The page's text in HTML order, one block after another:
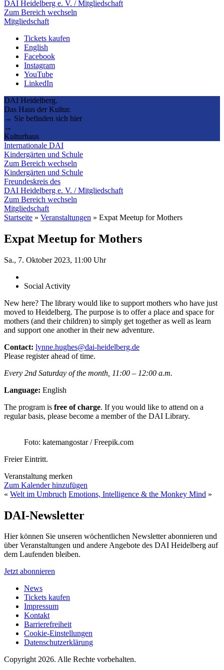
DAI Heidelberg e. V. / Mitgliedschaft
Zum Bereich wechseln
Mitgliedschaft
Tickets kaufen
English
Facebook
Instagram
YouTube
LinkedIn
DAI Heidelberg.
Das Haus der Kultur.
→ Sie befinden sich hier
→
Kulturhaus
Internationale DAI
Kindergärten und Schule
Zum Bereich wechseln
Kindergärten und Schule
Freundeskreis des
DAI Heidelberg e. V. / Mitgliedschaft
Zum Bereich wechseln
Mitgliedschaft
Startseite » Veranstaltungen » Expat Meetup for Mothers
Expat Meetup for Mothers
Sa., 7. Oktober 2023, 11:00 Uhr
Social Activity
New here? The library would like to support mothers who have just
moved to Heidelberg. The purpose is to offer a place and space for
mothers (and their children) to simply get together as well as learn
and support one another in their new adventure.
Contact: lynne.hughes@dai-heidelberg.de
Please register ahead of time.
Every 2nd Saturday of the month, 11:00 – 12:00 a.m.
Language: English
The program is free of charge. If you would like to attend on a
regular basis, please become a member of the DAI Library.
Foto: katemangostar / Freepik.com
Freier Eintritt.
Veranstaltung merken
Zum Kalender hinzufügen
« Welt im Umbruch Emotions, Intelligence & the Monkey Mind »
DAI-Newsletter
Hier können Sie unseren wöchentlichen Newsletter abonnieren und
über Veranstaltungen und andere Angebote des DAI Heidelberg auf
dem Laufenden bleiben.
Jetzt abonnieren
News
Tickets kaufen
Impressum
Kontakt
Barrierefreiheit
Cookie-Einstellungen
Datenschutzerklärung
Copyright 2026. Alle Rechte vorbehalten.